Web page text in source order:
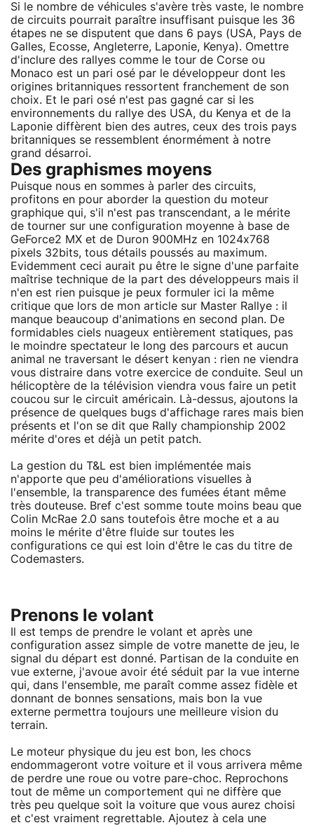
Si le nombre de véhicules s'avère très vaste, le nombre
de circuits pourrait paraître insuffisant puisque les 36
étapes ne se disputent que dans 6 pays (USA, Pays de
Galles, Ecosse, Angleterre, Laponie, Kenya). Omettre
d'inclure des rallyes comme le tour de Corse ou
Monaco est un pari osé par le développeur dont les
origines britanniques ressortent franchement de son
choix. Et le pari osé n'est pas gagné car si les
environnements du rallye des USA, du Kenya et de la
Laponie diffèrent bien des autres, ceux des trois pays
britanniques se ressemblent énormément à notre
grand désarroi.
Des graphismes moyens
Puisque nous en sommes à parler des circuits,
profitons en pour aborder la question du moteur
graphique qui, s'il n'est pas transcendant, a le mérite
de tourner sur une configuration moyenne à base de
GeForce2 MX et de Duron 900MHz en 1024x768
pixels 32bits, tous détails poussés au maximum.
Evidemment ceci aurait pu être le signe d'une parfaite
maîtrise technique de la part des développeurs mais il
n'en est rien puisque je peux formuler ici la même
critique que lors de mon article sur Master Rallye : il
manque beaucoup d'animations en second plan. De
formidables ciels nuageux entièrement statiques, pas
le moindre spectateur le long des parcours et aucun
animal ne traversant le désert kenyan : rien ne viendra
vous distraire dans votre exercice de conduite. Seul un
hélicoptère de la télévision viendra vous faire un petit
coucou sur le circuit américain. Là-dessus, ajoutons la
présence de quelques bugs d'affichage rares mais bien
présents et l'on se dit que Rally championship 2002
mérite d'ores et déjà un petit patch.
La gestion du T&L est bien implémentée mais
n'apporte que peu d'améliorations visuelles à
l'ensemble, la transparence des fumées étant même
très douteuse. Bref c'est somme toute moins beau que
Colin McRae 2.0 sans toutefois être moche et a au
moins le mérite d'être fluide sur toutes les
configurations ce qui est loin d'être le cas du titre de
Codemasters.
Prenons le volant
Il est temps de prendre le volant et après une
configuration assez simple de votre manette de jeu, le
signal du départ est donné. Partisan de la conduite en
vue externe, j'avoue avoir été séduit par la vue interne
qui, dans l'ensemble, me paraît comme assez fidèle et
donnant de bonnes sensations, mais bon la vue
externe permettra toujours une meilleure vision du
terrain.
Le moteur physique du jeu est bon, les chocs
endommageront votre voiture et il vous arrivera même
de perdre une roue ou votre pare-choc. Reprochons
tout de même un comportement qui ne diffère que
très peu quelque soit la voiture que vous aurez choisi
et c'est vraiment regrettable. Ajoutez à cela une